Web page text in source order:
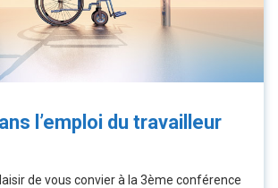
l’emploi du travailleur
de vous convier à la 3ème conférence